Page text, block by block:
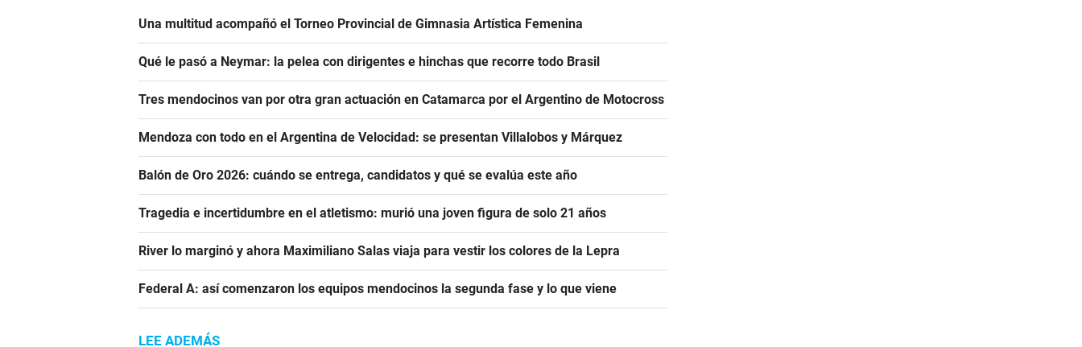
Una multitud acompañó el Torneo Provincial de Gimnasia Artística Femenina
Qué le pasó a Neymar: la pelea con dirigentes e hinchas que recorre todo Brasil
Tres mendocinos van por otra gran actuación en Catamarca por el Argentino de Motocross
Mendoza con todo en el Argentina de Velocidad: se presentan Villalobos y Márquez
Balón de Oro 2026: cuándo se entrega, candidatos y qué se evalúa este año
Tragedia e incertidumbre en el atletismo: murió una joven figura de solo 21 años
River lo marginó y ahora Maximiliano Salas viaja para vestir los colores de la Lepra
Federal A: así comenzaron los equipos mendocinos la segunda fase y lo que viene
LEE ADEMÁS